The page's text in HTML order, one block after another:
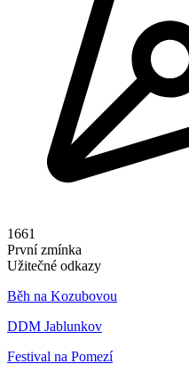
1661
První zmínka
Užitečné odkazy
Běh na Kozubovou
DDM Jablunkov
Festival na Pomezí